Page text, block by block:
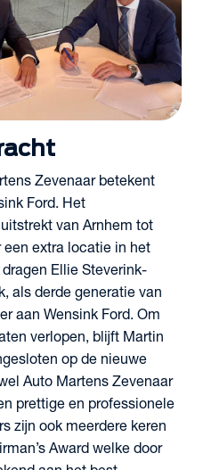
Zevenaar betekent
Ford. Het
van Arnhem tot
extra locatie in het
Ellie Steverink-
als derde generatie van
aan Wensink Ford. Om
verlopen, blijft Martin
op de nieuwe
Auto Martens Zevenaar
prettige en professionele
zijn ook meerdere keren
Award welke door